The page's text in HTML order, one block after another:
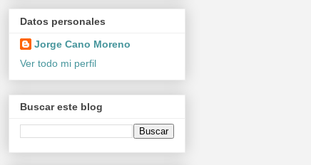
Datos personales
Jorge Cano Moreno
Ver todo mi perfil
Buscar este blog